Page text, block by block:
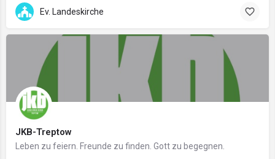
Ev. Landeskirche
JKB-Treptow
Leben zu feiern​. Freunde zu finden. Gott zu begegnen.